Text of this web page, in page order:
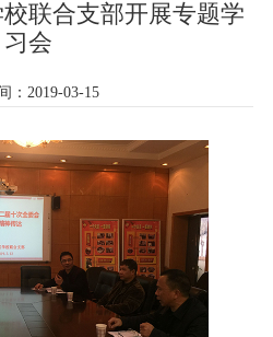
联合支部开展专题学
习会
：2019-03-15